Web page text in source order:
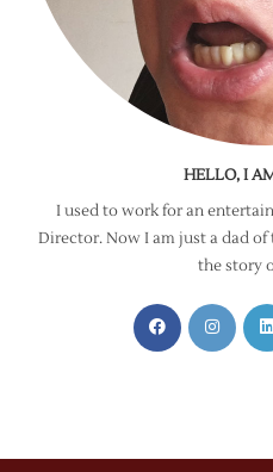
HELLO, I
I used to work for an
Director. Now I am just a dad
the story